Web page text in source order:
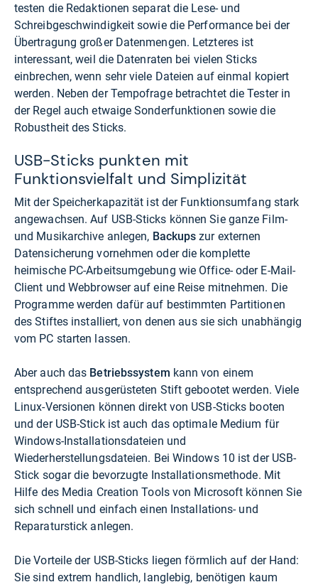
testen die Redaktionen separat die Lese- und
Schreibgeschwindigkeit sowie die Performance bei der
Übertragung großer Datenmengen. Letzteres ist
interessant, weil die Datenraten bei vielen Sticks
einbrechen, wenn sehr viele Dateien auf einmal kopiert
werden. Neben der Tempofrage betrachtet die Tester in
der Regel auch etwaige Sonderfunktionen sowie die
Robustheit des Sticks.
USB-Sticks punkten mit
Funktionsvielfalt und Simplizität
Mit der Speicherkapazität ist der Funktionsumfang stark
angewachsen. Auf USB-Sticks können Sie ganze Film-
und Musikarchive anlegen, Backups zur externen
Datensicherung vornehmen oder die komplette
heimische PC-Arbeitsumgebung wie Office- oder E-Mail-
Client und Webbrowser auf eine Reise mitnehmen. Die
Programme werden dafür auf bestimmten Partitionen
des Stiftes installiert, von denen aus sie sich unabhängig
vom PC starten lassen.
Aber auch das Betriebssystem kann von einem
entsprechend ausgerüsteten Stift gebootet werden. Viele
Linux-Versionen können direkt von USB-Sticks booten
und der USB-Stick ist auch das optimale Medium für
Windows-Installationsdateien und
Wiederherstellungsdateien. Bei Windows 10 ist der USB-
Stick sogar die bevorzugte Installationsmethode. Mit
Hilfe des Media Creation Tools von Microsoft können Sie
sich schnell und einfach einen Installations- und
Reparaturstick anlegen.
Die Vorteile der USB-Sticks liegen förmlich auf der Hand:
Sie sind extrem handlich, langlebig, benötigen kaum